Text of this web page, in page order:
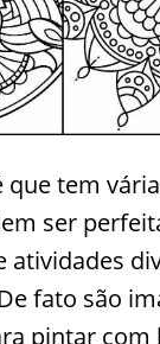
que tem
ser
atividades
fato são
pintar com